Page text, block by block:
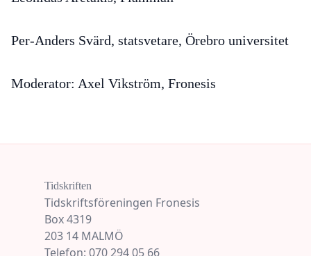
Per-Anders Svärd, statsvetare, Örebro universitet
Moderator: Axel Vikström, Fronesis
Tidskriften
Tidskriftsföreningen Fronesis
Box 4319
203 14 MALMÖ
Telefon: 070 294 05 66